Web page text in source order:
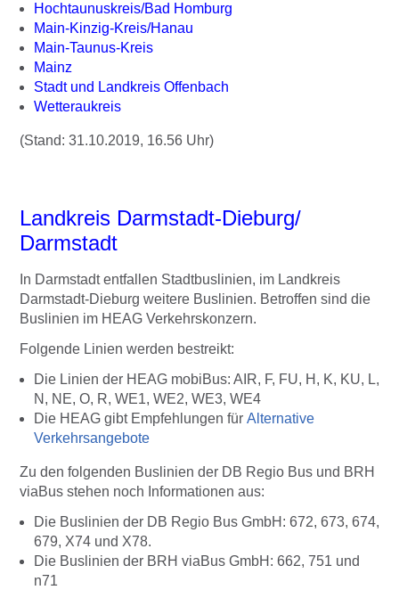
Hochtaunuskreis/Bad Homburg
Main-Kinzig-Kreis/Hanau
Main-Taunus-Kreis
Mainz
Stadt und Landkreis Offenbach
Wetteraukreis
(Stand: 31.10.2019, 16.56 Uhr)
Landkreis Darmstadt-Dieburg/
Darmstadt
In Darmstadt entfallen Stadtbuslinien, im Landkreis
Darmstadt-Dieburg weitere Buslinien. Betroffen sind die
Buslinien im HEAG Verkehrskonzern.
Folgende Linien werden bestreikt:
Die Linien der HEAG mobiBus: AIR, F, FU, H, K, KU, L,
N, NE, O, R, WE1, WE2, WE3, WE4
Die HEAG gibt Empfehlungen für Alternative
Verkehrsangebote
Zu den folgenden Buslinien der DB Regio Bus und BRH
viaBus stehen noch Informationen aus:
Die Buslinien der DB Regio Bus GmbH: 672, 673, 674,
679, X74 und X78.
Die Buslinien der BRH viaBus GmbH: 662, 751 und
n71